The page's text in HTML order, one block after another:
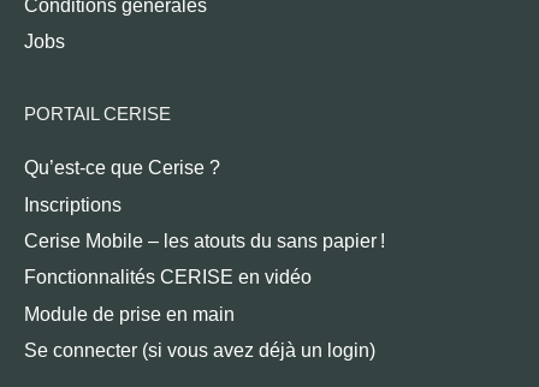
Conditions générales
Jobs
PORTAIL CERISE
Qu’est-ce que Cerise ?
Inscriptions
Cerise Mobile – les atouts du sans papier !
Fonctionnalités CERISE en vidéo
Module de prise en main
Se connecter (si vous avez déjà un login)